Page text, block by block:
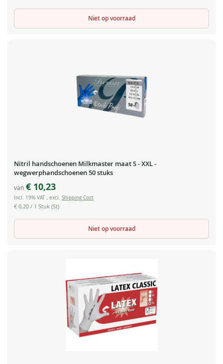
Niet op voorraad
Nitril handschoenen Milkmaster maat S - XXL -
wegwerphandschoenen 50 stuks
van € 10,23
Incl. 19% VAT , excl. Shipping Cost
€ 0,20 / 1 Stuk (St)
Niet op voorraad